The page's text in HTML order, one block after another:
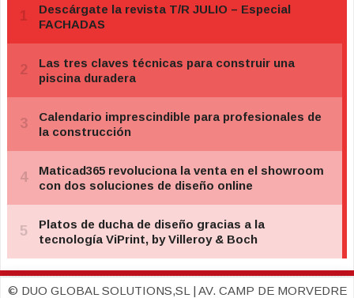
© DUO GLOBAL SOLUTIONS,SL | AV. CAMP DE MORVEDRE